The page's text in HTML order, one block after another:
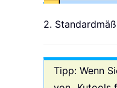
2.
Tipp: Wenn